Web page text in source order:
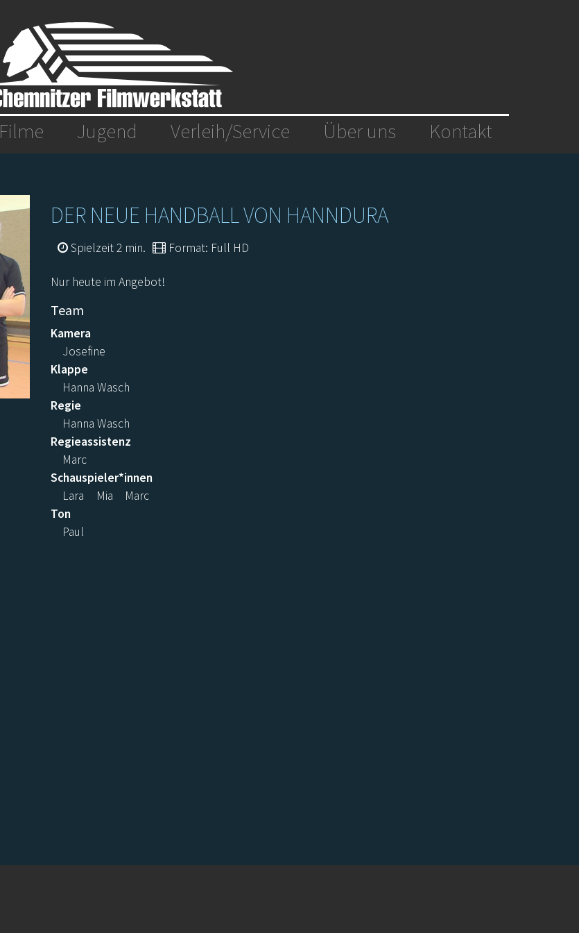
Filme Jugend Verleih/Service Über uns Kontakt
DER NEUE HANDBALL VON HANNDURA
Spielzeit 2 min. Format: Full HD
Nur heute im Angebot!
Team
Kamera
Josefine
Klappe
Hanna Wasch
Regie
Hanna Wasch
Regieassistenz
Marc
Schauspieler*innen
Lara
Mia
Marc
Ton
Paul